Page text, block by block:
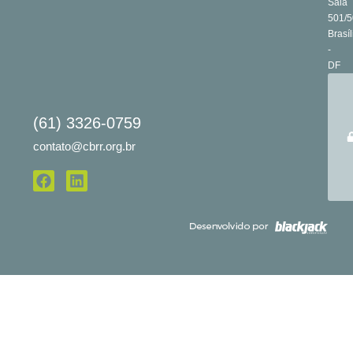
(61) 3326-0759
contato@cbrr.org.br
Sala
501/
-
DF